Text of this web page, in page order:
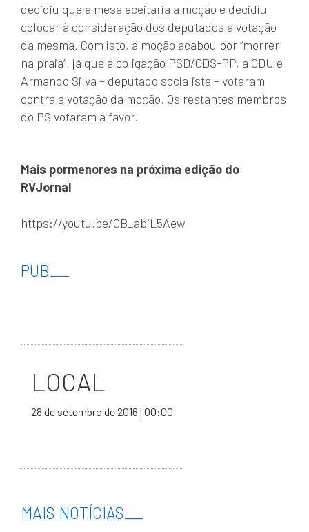
decidiu que a mesa aceitaria a moção e decidiu
colocar à consideração dos deputados a votação
da mesma. Com isto, a moção acabou por “morrer
na praia”, já que a coligação PSD/CDS-PP, a CDU e
Armando Silva – deputado socialista – votaram
contra a votação da moção. Os restantes membros
do PS votaram a favor.
Mais pormenores na próxima edição do
RVJornal
https://youtu.be/GB_abiL5Aew
PUB
LOCAL
28 de setembro de 2016 | 00:00
MAIS NOTÍCIAS